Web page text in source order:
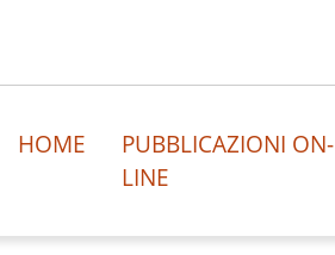
HOME
PUBBLICAZIONI ON-
LINE